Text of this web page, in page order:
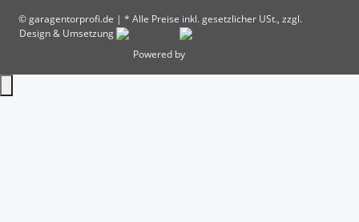
© garagentorprofi.de | * Alle Preise inkl. gesetzlicher USt., zzgl.
Design & Umsetzung
Powered by